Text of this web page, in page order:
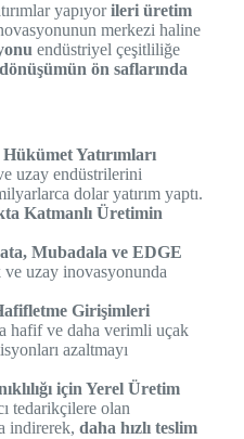
yapıyorileri üretim
merkezi haline
endüstriyel çeşitliliğe
ön saflarında
Yatırımları
uzay endüstrilerini
dolar yatırım yaptı.
Katmanlı Üretimin
Mubadala ve EDGE
ve uzay inovasyonunda
Girişimleri
hafif ve daha verimli uçak
azaltmayı
için Yerel Üretim
tedarikçilere olan
indirerek, daha hızlı teslim